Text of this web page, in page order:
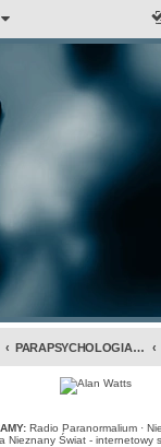
PARAPSYCHOLOGIA & ANOMALIA
Radio Paranormalium·
Nieznany Świat - internetowy